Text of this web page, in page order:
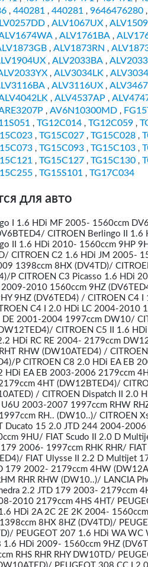
, 440281 , 440281 , 9646476280 ,
, ALV1067UX ,
, ALV1761BA ,
, ALV1873RN ,
, ALV2033BA ,
, ALV3034LK ,
, ALV3116UX ,
, ALV4537AP ,
, AV6N10300MD ,
, TG12C014 , TG12C059 ,
, TG15C027 , TG15C028 ,
, TG15C093 , TG15C103 ,
, TG15C127 , TG15C130 ,
, TG15S101 , TG17C034
для авто
I 1.6 HDi MF 2005- 1560ccm
CITROEN Berlingo II
II 1.6 HDi 2010- 1560ccm 9HP
CITROEN C2 1.6 HDi JM 2005-
1398ccm 8HX (DV4TD)/
P CITROEN C3 Picasso 1.6 HDi
2009-2010 1560ccm 9HZ
9HZ (DV6TED4) / CITROEN C4
C4 I 2.0 HDi LC 2004-2010
DE 2001-2004 1997ccm DW10/
CITROEN C5 II 1.6
HDi RC RE 2004- 2179ccm
RHW (DW10ATED4) /
P CITROEN C8 2.0 HDi EA EB
HDi EA EB 2003-2006 2179ccm
4HT (DW12BTED4)/
/ CITROEN Dispatch II 2.0
2003-2007 1997ccm RHW
RH.. (DW10..)/ CITROEN
Ducato 15 2.0 JTD 244 2004-
9HU/ FIAT Scudo II 2.0 D
2006- 1997ccm RHK RHR/
FIAT Ulysse II 2.2 D Multijet
179 2002- 2179ccm 4HW
RHR RHW (DW10..)/ LANCIA
2.2 JTD 179 2003- 2179ccm
2010 2179ccm 4HS 4HT/
HDi 2A 2C 2E 2K 2004-
8HX 8HZ (DV4TD)/
PEUGEOT 207 1.6 HDi WA
1.6 HDi 2009- 1560ccm 9HZ
RHS RHR RHY DW10TD/